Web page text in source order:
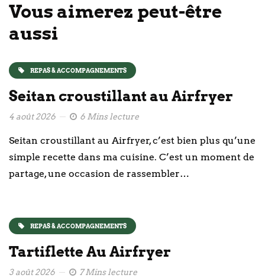
Vous aimerez peut-être
aussi
REPAS & ACCOMPAGNEMENTS
Seitan croustillant au Airfryer
4 août 2026 6 Mins lecture
Seitan croustillant au Airfryer, c’est bien plus qu’une
simple recette dans ma cuisine. C’est un moment de
partage, une occasion de rassembler…
REPAS & ACCOMPAGNEMENTS
Tartiflette Au Airfryer
3 août 2026 7 Mins lecture